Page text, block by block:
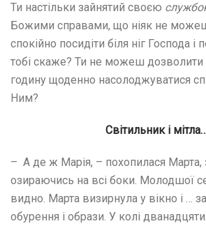
Ти настільки зайнятий своєю
Божими справами, що ніяк не
спокійно посидіти біля ніг Господа і
тобі скаже? Ти не можеш дозволити
годину щоденно насолоджуватися
Ним?
Світильник і
– А де ж Марія, – похопилася Марта,
озираючись на всі боки. Молодшої
видно. Марта визирнула у вікно і …
обурення і образи. У колі дванадцяти